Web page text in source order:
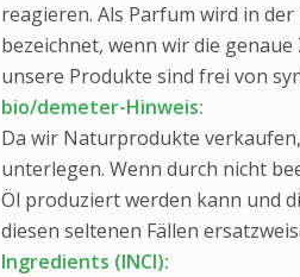
reagieren. Als Parfum wird in
bezeichnet, wenn wir die
unsere Produkte sind frei von
bio/demeter-Hinweis:
Da wir Naturprodukte
unterlegen. Wenn durch nicht
Öl produziert werden kann und
diesen seltenen Fällen
Ingredients (INCI):